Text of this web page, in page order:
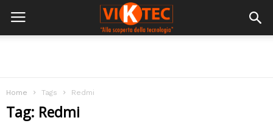
Home Tags Redmi
Tag: Redmi